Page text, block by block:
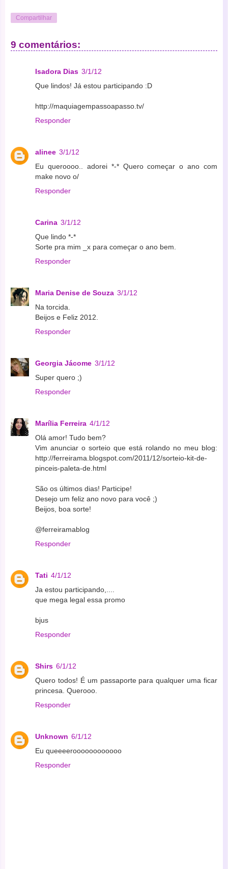
Compartilhar
9 comentários:
Isadora Dias 3/1/12
Que lindos! Já estou participando :D
http://maquiagempassoapasso.tv/
Responder
alinee 3/1/12
Eu queroooo.. adorei *-* Quero começar o ano com
make novo o/
Responder
Carina 3/1/12
Que lindo *-*
Sorte pra mim _x para começar o ano bem.
Responder
Maria Denise de Souza 3/1/12
Na torcida.
Beijos e Feliz 2012.
Responder
Georgia Jácome 3/1/12
Super quero ;)
Responder
Marília Ferreira 4/1/12
Olá amor! Tudo bem?
Vim anunciar o sorteio que está rolando no meu blog:
http://ferreirama.blogspot.com/2011/12/sorteio-kit-de-
pinceis-paleta-de.html
São os últimos dias! Participe!
Desejo um feliz ano novo para você ;)
Beijos, boa sorte!
@ferreiramablog
Responder
Tati 4/1/12
Ja estou participando,....
que mega legal essa promo
bjus
Responder
Shirs 6/1/12
Quero todos! É um passaporte para qualquer uma ficar
princesa. Querooo.
Responder
Unknown 6/1/12
Eu queeeeroooooooooooo
Responder